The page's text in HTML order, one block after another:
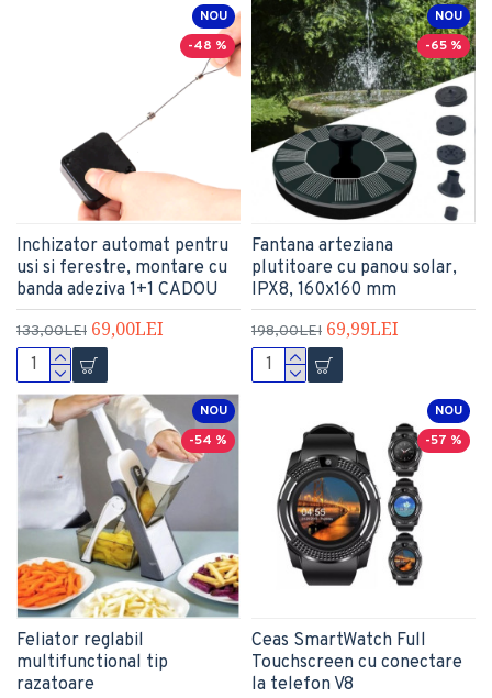
NOU
-48 %
Inchizator automat pentru
usi si ferestre, montare cu
banda adeziva 1+1 CADOU
133,00LEI 69,00LEI
NOU
-65 %
Fantana arteziana
plutitoare cu panou solar,
IPX8, 160x160 mm
198,00LEI 69,99LEI
NOU
-54 %
Feliator reglabil
multifunctional tip
razatoare
NOU
-57 %
Ceas SmartWatch Full
Touchscreen cu conectare
la telefon V8